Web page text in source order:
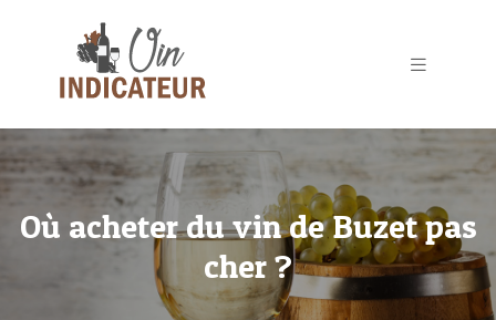
Où acheter du vin de Buzet pas
cher ?